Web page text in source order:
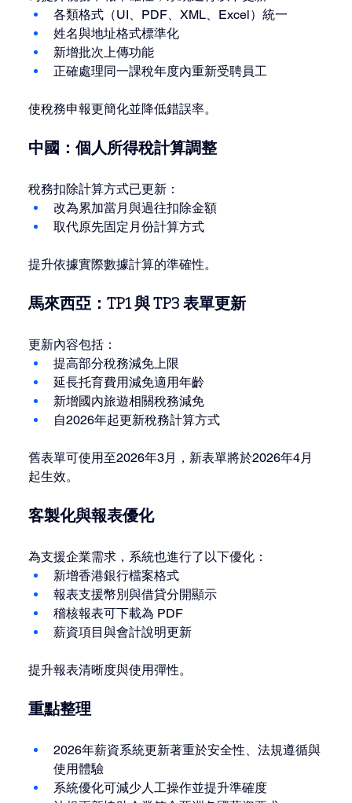
各類格式（UI、PDF、XML、Excel）統一
姓名與地址格式標準化
新增批次上傳功能
正確處理同一課稅年度內重新受聘員工
使稅務申報更簡化並降低錯誤率。
中國：個人所得稅計算調整
稅務扣除計算方式已更新：
改為累加當月與過往扣除金額
取代原先固定月份計算方式
提升依據實際數據計算的準確性。
馬來西亞：TP1 與 TP3 表單更新
更新內容包括：
提高部分稅務減免上限
延長托育費用減免適用年齡
新增國內旅遊相關稅務減免
自2026年起更新稅務計算方式
舊表單可使用至2026年3月，新表單將於2026年4月
起生效。
客製化與報表優化
為支援企業需求，系統也進行了以下優化：
新增香港銀行檔案格式
報表支援幣別與借貸分開顯示
稽核報表可下載為 PDF
薪資項目與會計說明更新
提升報表清晰度與使用彈性。
重點整理
2026年薪資系統更新著重於安全性、法規遵循與
使用體驗
系統優化可減少人工操作並提升準確度